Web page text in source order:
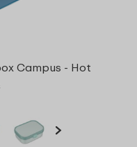
Campus - Hot